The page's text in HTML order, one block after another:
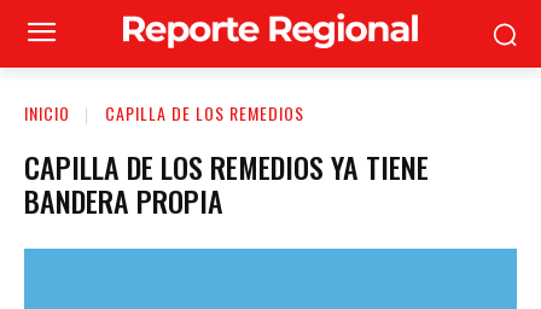
INICIO CAPILLA DE LOS REMEDIOS
CAPILLA DE LOS REMEDIOS YA TIENE
BANDERA PROPIA